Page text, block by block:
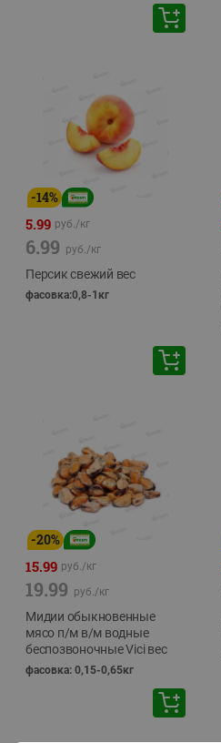
-14%
5.99 руб./кг
6.99 руб./кг
Персик свежий вес
фасовка:0,8-1кг
-20%
15.99 руб./кг
19.99 руб./кг
Мидии обыкновенные
мясо п/м в/м водные
беспозвоночные Vici вес
фасовка: 0,15-0,65кг